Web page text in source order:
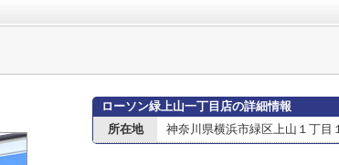
ローソン緑上山一丁目店の詳細情報
所在地
神奈川県横浜市緑区上山１丁目